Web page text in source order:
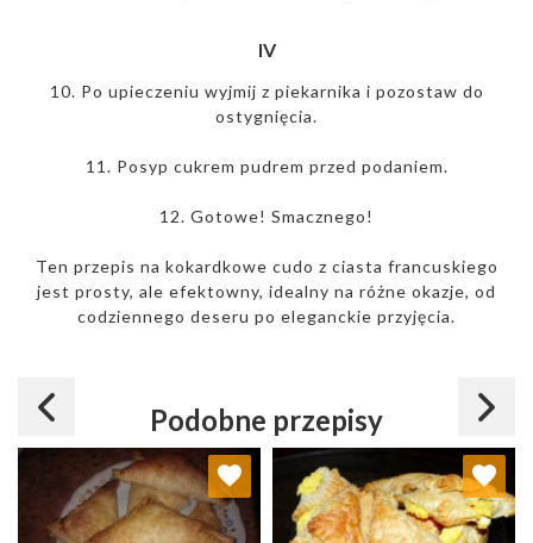
IV
10. Po upieczeniu wyjmij z piekarnika i pozostaw do
ostygnięcia.
11. Posyp cukrem pudrem przed podaniem.
12. Gotowe! Smacznego!
Ten przepis na kokardkowe cudo z ciasta francuskiego
jest prosty, ale efektowny, idealny na różne okazje, od
codziennego deseru po eleganckie przyjęcia.
Podobne przepisy
Dodaj do ulubionych
Wybierz listę:
Dodaj do ulubionych
Wybierz listę: